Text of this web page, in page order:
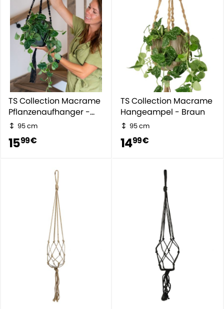
TS Collection Macrame
Pflanzenaufhanger -
schwarz
95 cm
1599 €
TS Collection Macrame
Hangeampel - Braun
95 cm
1499 €